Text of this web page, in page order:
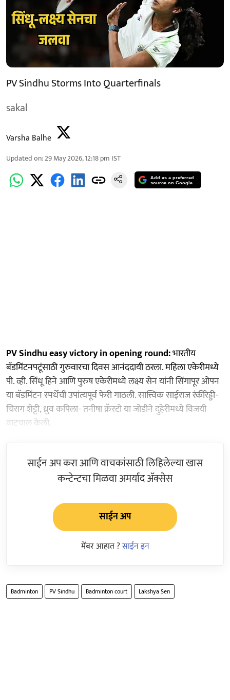
PV Sindhu Storms Into Quarterfinals
sakal
Varsha Balhe
Updated on:29 May 2026, 12:18 pm IST
Add as a preferred
source on Google
PV Sindhu easy victory in opening round:भारतीय
बॅडमिंटनपटूंसाठी गुरुवारचा दिवस आनंददायी ठरला. महिला एकेरीमध्ये
पी. व्ही. सिंधू हिने आणि पुरुष एकेरीमध्ये लक्ष्य सेन यांनी सिंगापूर ओपन
या बॅडमिंटन स्पर्धेची उपांत्यपूर्व फेरी गाठली. सात्त्विक साईराज रंकीरेड्डी-
चिराग शेट्टी, ध्रुव कपिला- तनीषा क्रॅस्टो या जोडीने दुहेरीमध्ये विजयी
वाटचाल केली.
साईन अप करा आणि वाचकांसाठी लिहिलेल्या खास
कन्टेन्टचा मिळवा अमर्याद ॲक्सेस
साईन अप
मेंबर आहात ?साईन इन
Badminton PV Sindhu Badminton court Lakshya Sen